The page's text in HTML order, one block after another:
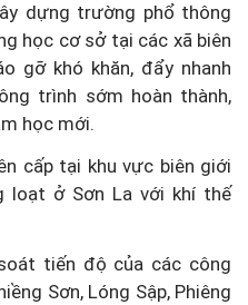
dựng trường phổ thông
học cơ sở tại các xã biên
gỡ khó khăn, đẩy nhanh
trình sớm hoàn thành,
học mới.
cấp tại khu vực biên giới
loạt ở Sơn La với khí thế
tiến độ của các công
Sơn, Lóng Sập, Phiêng